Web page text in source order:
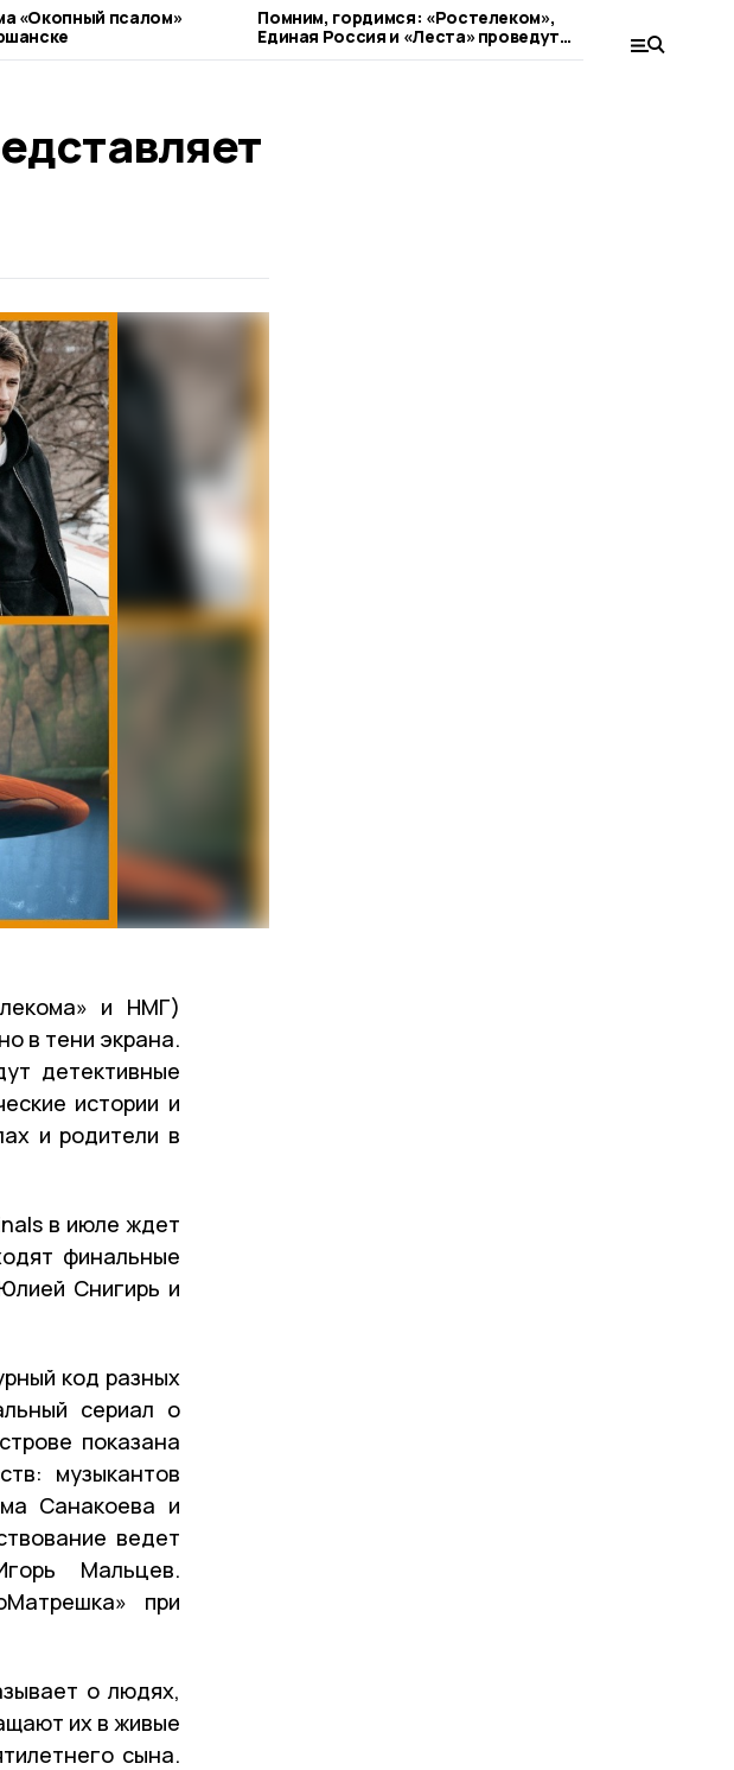
«Окопный псалом»
Помним, гордимся: «Ростелеком»,
Единая Россия и «Леста» проведут
кибертурнир «Битва за Москву»
меч: Wink
съемок
и НМГ)
в тени экрана.
детективные
истории и
и родители в
в июле ждет
финальные
Снигирь и
код разных
сериал о
показана
музыкантов
Санакоева и
ведет
Мальцев.
при
о людях,
их в живые
сына.